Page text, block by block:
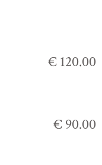
€ 120.00
€ 90.00